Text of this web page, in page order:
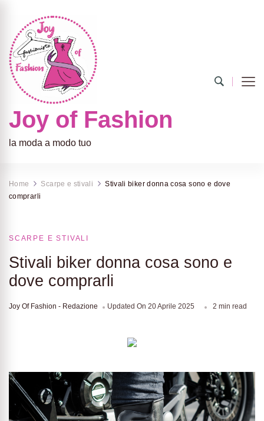
Joy of Fashion
la moda a modo tuo
Home Scarpe e stivali
Stivali biker donna cosa sono e dove
comprarli
SCARPE E STIVALI
Stivali biker donna cosa sono e
dove comprarli
Joy Of Fashion - Redazione Updated On 20 Aprile 2025 2 min read